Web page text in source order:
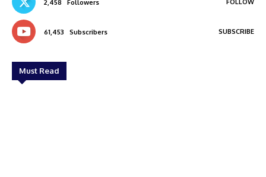
2,458 Followers
61,453 Subscribers SUBSCRIBE
Must Read